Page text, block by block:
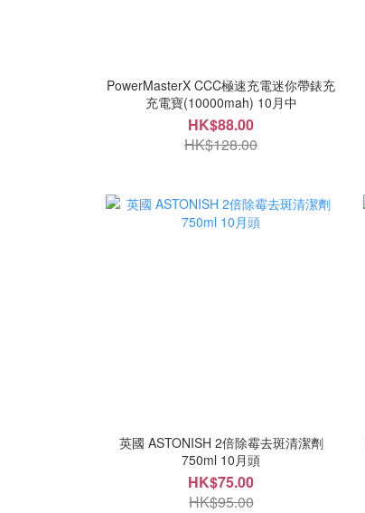
PowerMasterX CCC極速充電迷你帶錶充
充電寶(10000mah) 10月中
HK$88.00
HK$128.00
英國 ASTONISH 2倍除霉去斑清潔劑
750ml 10月頭
HK$75.00
HK$95.00